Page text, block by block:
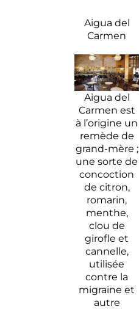
Aigua del
Carmen
Aigua del
Carmen est
à l’origine un
remède de
grand-mère ;
une sorte de
concoction
de citron,
romarin,
menthe,
clou de
girofle et
cannelle,
utilisée
contre la
migraine et
autre